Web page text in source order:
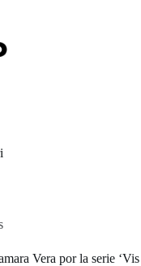
Vera por la serie ‘Vis